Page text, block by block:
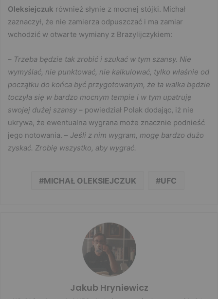
Oleksiejczuk również słynie z mocnej stójki. Michał
zaznaczył, że nie zamierza odpuszczać i ma zamiar
wchodzić w otwarte wymiany z Brazylijczykiem:
– Trzeba będzie tak zrobić i szukać w tym szansy. Nie
wymyślać, nie punktować, nie kalkulować, tylko właśnie od
początku do końca być przygotowanym, że ta walka będzie
toczyła się w bardzo mocnym tempie i w tym upatruję
swojej dużej szansy – powiedział Polak dodając, iż nie
ukrywa, że ewentualna wygrana może znacznie podnieść
jego notowania. – Jeśli z nim wygram, mogę bardzo dużo
zyskać. Zrobię wszystko, aby wygrać.
MICHAŁ OLEKSIEJCZUK UFC
Jakub Hryniewicz